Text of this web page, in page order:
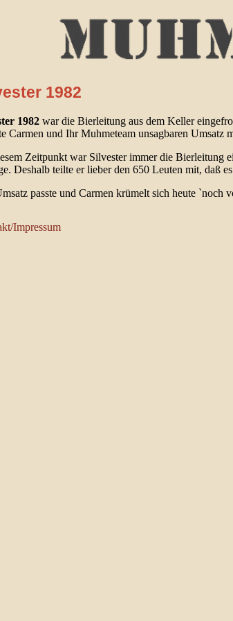
1982
1982 war die Bierleitung aus dem Keller
Carmen und Ihr Muhmeteam unsagbaren
Zeitpunkt war Silvester immer die Bierleitung
Deshalb teilte er lieber den 650 Leuten mit, daß
passte und Carmen krümelt sich heute `noch
Impressum